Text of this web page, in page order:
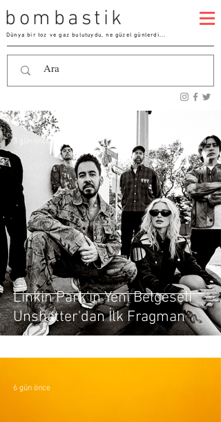
bombastik
Dünya bir toz ve gaz bulutuydu, ne güzel günlerdi...
Linkin Park'ın Yeni Belgeseli
Unshatter'dan İlk Fragman
3 gün önce
6 gün önce